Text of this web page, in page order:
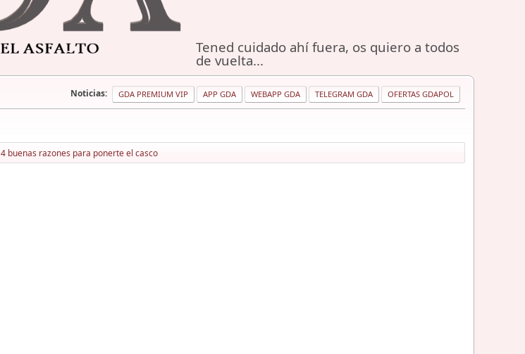
Tened cuidado ahí fuera, os quiero a todos
de vuelta...
Noticias: GDA PREMIUM VIP APP GDA WEBAPP GDA TELEGRAM GDA OFERTAS GDAPOL
4 buenas razones para ponerte el casco